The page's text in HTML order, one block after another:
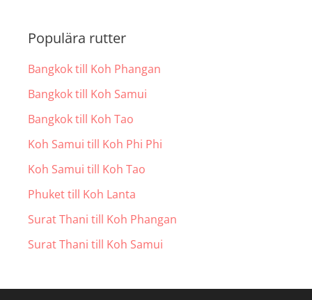
Populära rutter
Bangkok till Koh Phangan
Bangkok till Koh Samui
Bangkok till Koh Tao
Koh Samui till Koh Phi Phi
Koh Samui till Koh Tao
Phuket till Koh Lanta
Surat Thani till Koh Phangan
Surat Thani till Koh Samui